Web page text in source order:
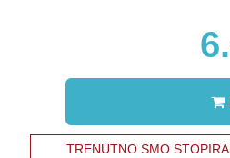
TRENUTNO SMO